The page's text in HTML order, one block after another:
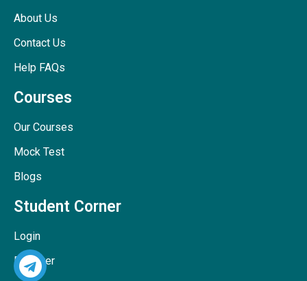
About Us
Contact Us
Help FAQs
Courses
Our Courses
Mock Test
Blogs
Student Corner
Login
Register